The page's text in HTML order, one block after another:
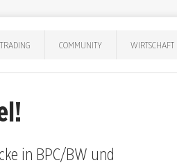
TRADING COMMUNITY WIRTSCHAFT
in BPC/BW und